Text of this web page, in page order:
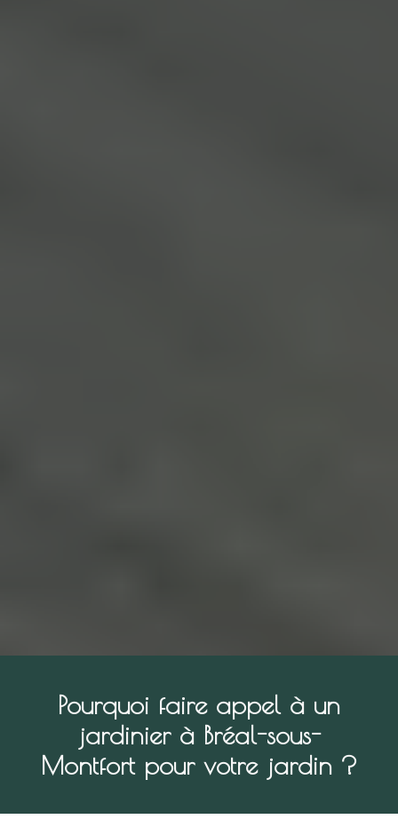
Pourquoi faire appel à un
jardinier à Bréal-sous-
Montfort pour votre jardin ?